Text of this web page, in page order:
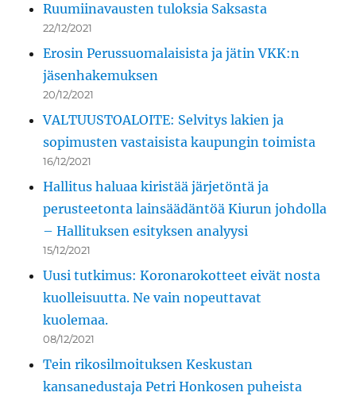
Ruumiinavausten tuloksia Saksasta
22/12/2021
Erosin Perussuomalaisista ja jätin VKK:n
jäsenhakemuksen
20/12/2021
VALTUUSTOALOITE: Selvitys lakien ja
sopimusten vastaisista kaupungin toimista
16/12/2021
Hallitus haluaa kiristää järjetöntä ja
perusteetonta lainsäädäntöä Kiurun johdolla
– Hallituksen esityksen analyysi
15/12/2021
Uusi tutkimus: Koronarokotteet eivät nosta
kuolleisuutta. Ne vain nopeuttavat
kuolemaa.
08/12/2021
Tein rikosilmoituksen Keskustan
kansanedustaja Petri Honkosen puheista